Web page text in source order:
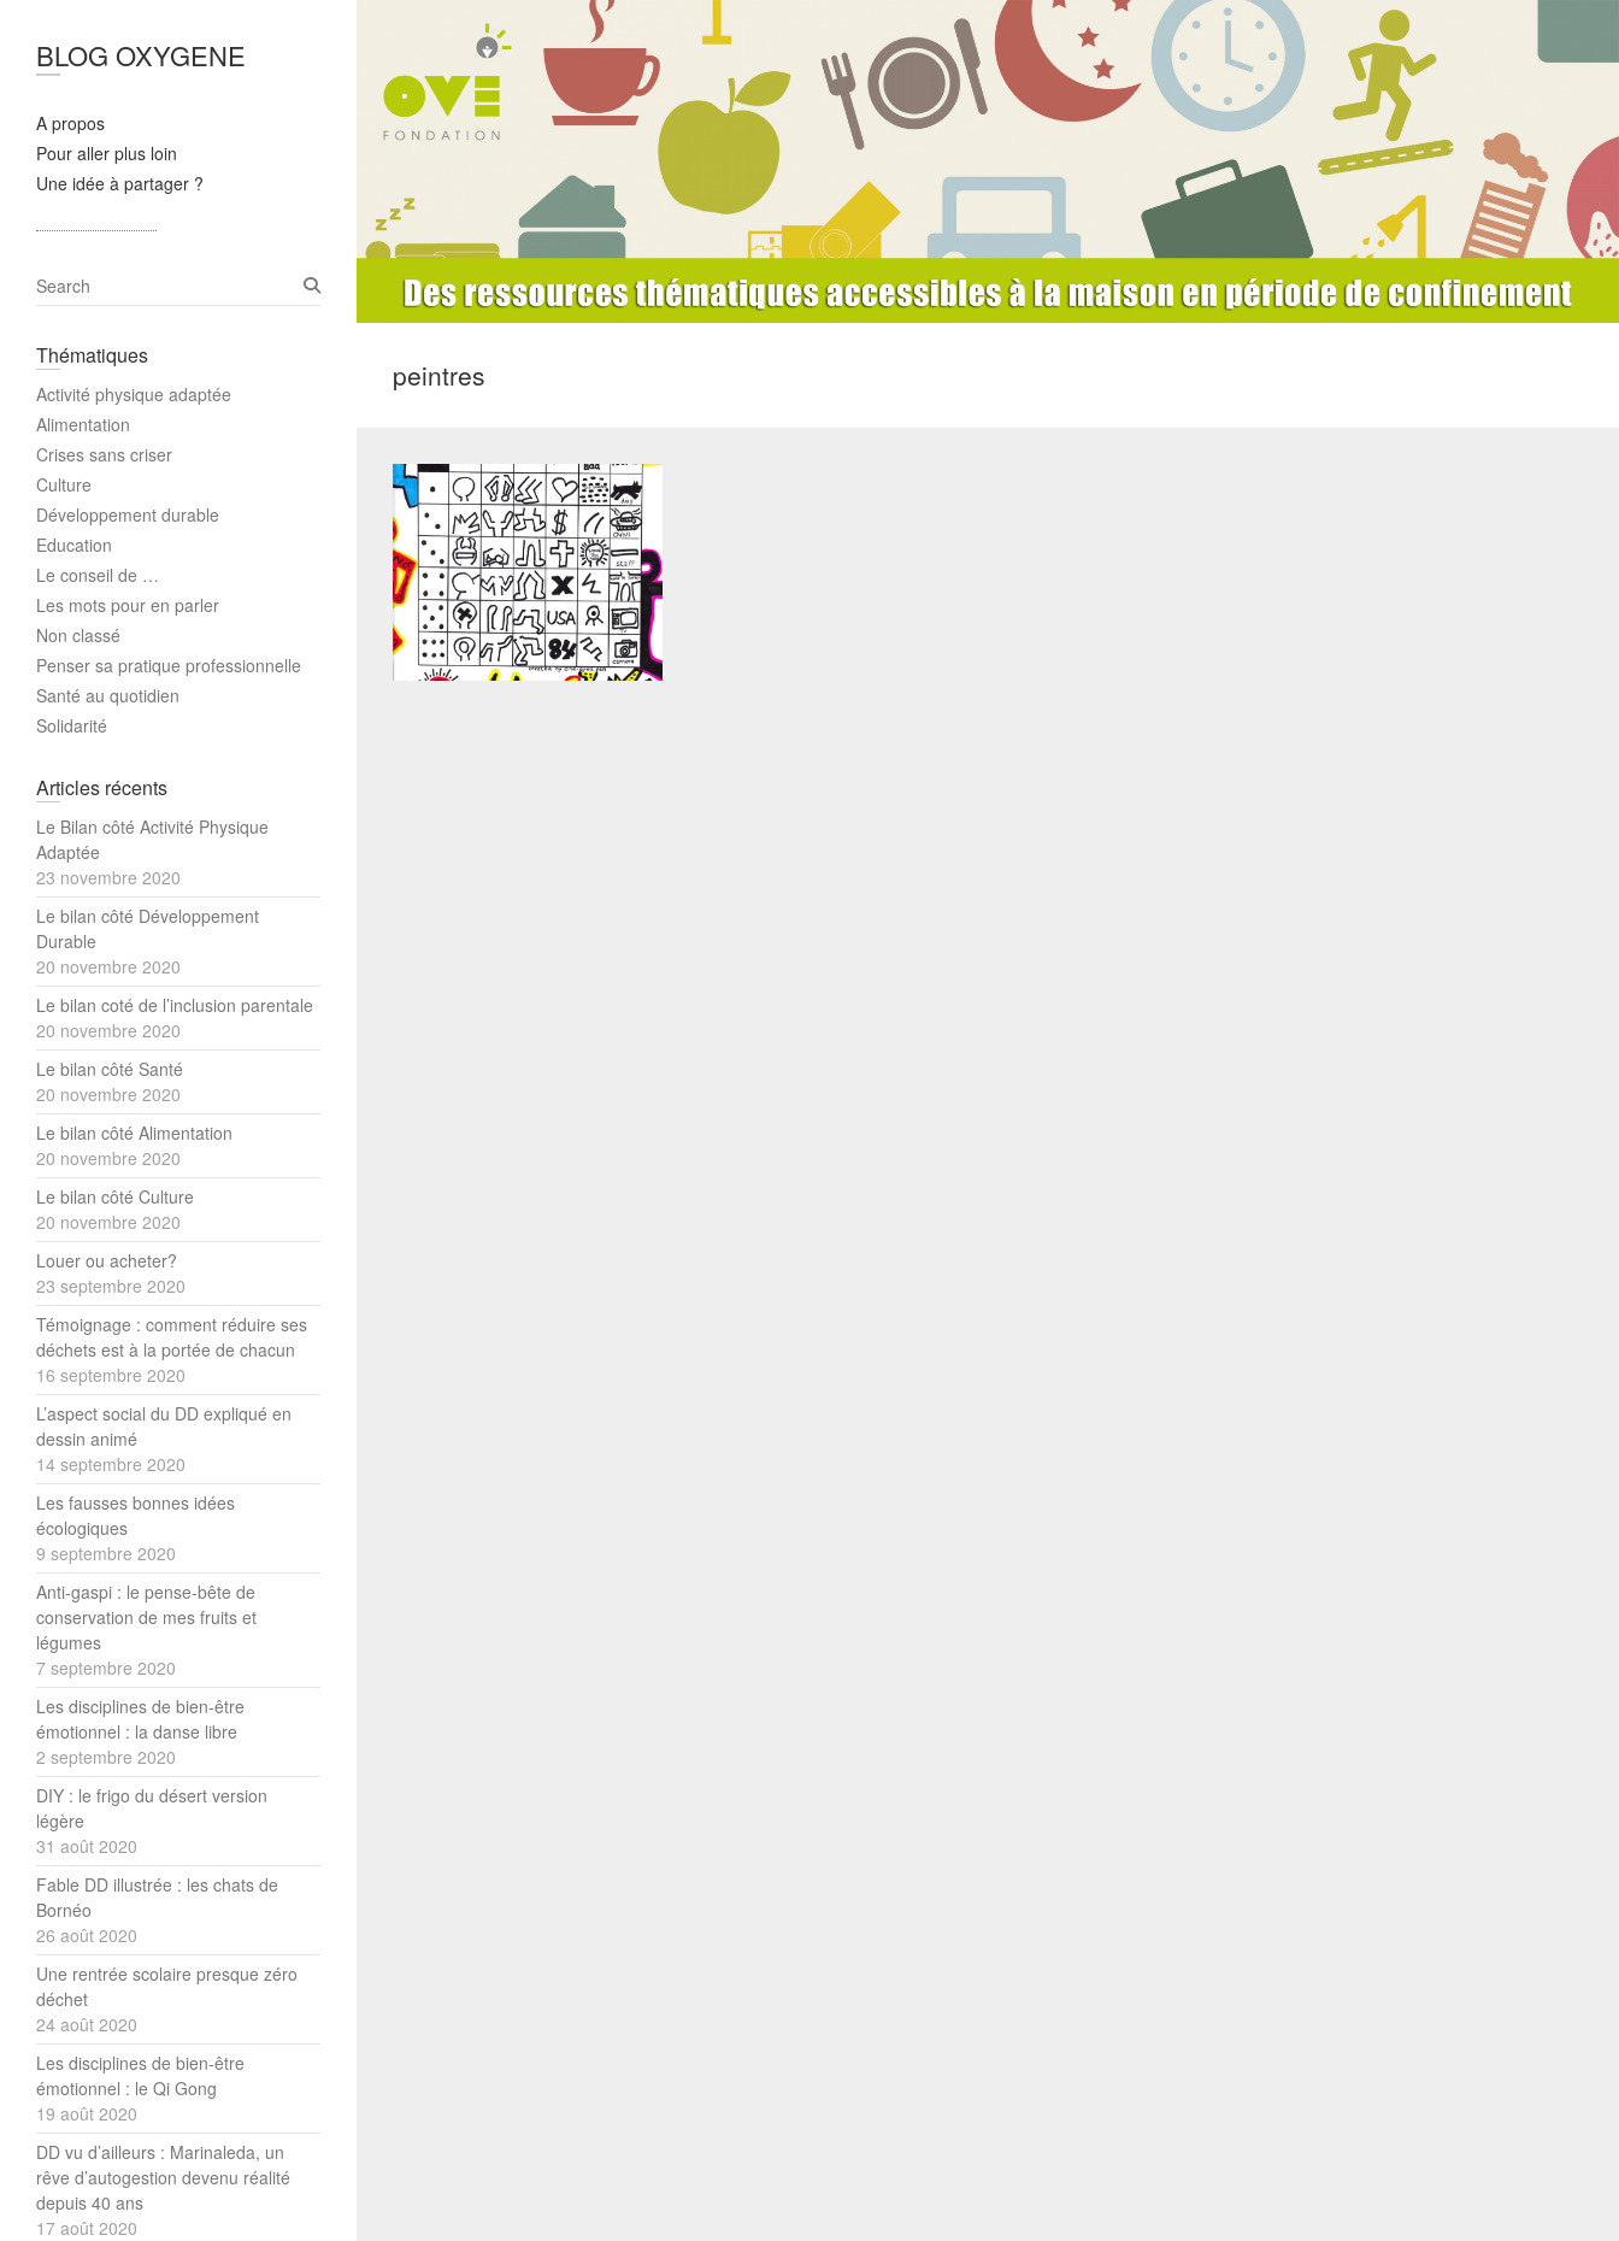
BLOG OXYGENE
A propos
Pour aller plus loin
Une idée à partager ?
peintres
S
e
r
h
Thématiques
Activité physique adaptée
Alimentation
Crises sans criser
Culture
Développement durable
Education
Le conseil de …
Les mots pour en parler
Non classé
Penser sa pratique professionnelle
Santé au quotidien
Solidarité
Articles récents
Le Bilan côté Activité Physique
Adaptée
23 novembre 2020
Le bilan côté Développement
Durable
20 novembre 2020
Le bilan coté de l’inclusion parentale
20 novembre 2020
Le bilan côté Santé
20 novembre 2020
Le bilan côté Alimentation
20 novembre 2020
Le bilan côté Culture
20 novembre 2020
Louer ou acheter?
23 septembre 2020
Témoignage : comment réduire ses
déchets est à la portée de chacun
16 septembre 2020
L’aspect social du DD expliqué en
dessin animé
14 septembre 2020
Les fausses bonnes idées
écologiques
9 septembre 2020
Anti-gaspi : le pense-bête de
conservation de mes fruits et
légumes
7 septembre 2020
Les disciplines de bien-être
émotionnel : la danse libre
2 septembre 2020
DIY : le frigo du désert version
légère
31 août 2020
Fable DD illustrée : les chats de
Bornéo
26 août 2020
Une rentrée scolaire presque zéro
déchet
24 août 2020
Les disciplines de bien-être
émotionnel : le Qi Gong
19 août 2020
DD vu d’ailleurs : Marinaleda, un
rêve d’autogestion devenu réalité
depuis 40 ans
17 août 2020